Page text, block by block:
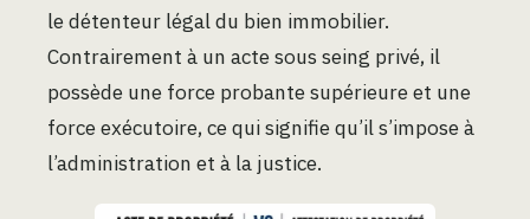
le détenteur légal du bien immobilier.
Contrairement à un acte sous seing privé, il
possède une force probante supérieure et une
force exécutoire, ce qui signifie qu’il s’impose à
l’administration et à la justice.